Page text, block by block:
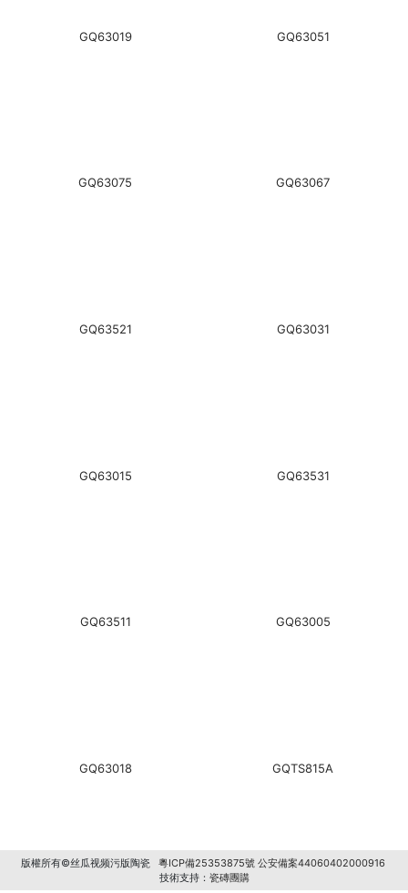
GQ63019 GQ63051
GQ63075 GQ63067
GQ63521 GQ63031
GQ63015 GQ63531
GQ63511 GQ63005
GQ63018 GQTS815A
版權所有©丝瓜视频污版陶瓷 粵ICP備25353875號 公安備案44060402000916
技術支持： 瓷磚團購